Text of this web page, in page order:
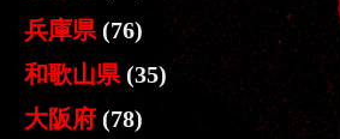
兵庫県 (76)
和歌山県 (35)
大阪府 (78)